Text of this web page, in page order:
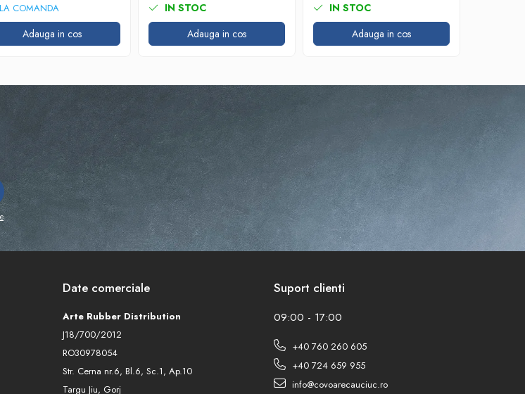
LA COMANDA
Adauga in cos
IN STOC
Adauga in cos
IN STOC
Adauga in cos
Date comerciale
Arte Rubber Distribution
J18/700/2012
RO30978054
Str. Cerna nr.6, Bl.6, Sc.1, Ap.10
Targu Jiu, Gorj
Suport clienti
09:00 - 17:00
+40 760 260 605
+40 724 659 955
info@covoarecauciuc.ro